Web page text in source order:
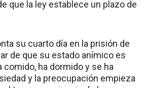
que la ley establece un plazo de
su cuarto día en la prisión de
de que su estado anímico es
comido, ha dormido y se ha
y la preocupación empieza